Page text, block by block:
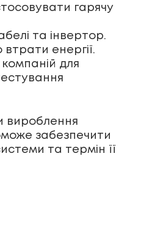
гарячу
та інвертор.
енергії.
для
вироблення
забезпечити
та термін її